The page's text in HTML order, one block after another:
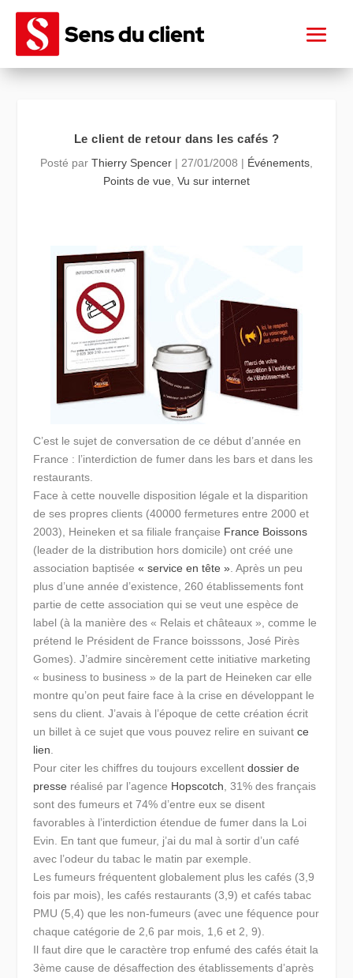
Le client de retour dans les cafés ?
Posté par Thierry Spencer | 27/01/2008 | Événements
Points de vue Vu sur internet
C’est le sujet de conversation de ce début d’année en
France : l’interdiction de fumer dans les bars et dans les
restaurants.
Face à cette nouvelle disposition légale et la disparition
de ses propres clients (40000 fermetures entre 2000 et
2003), Heineken et sa filiale française France Boissons
(leader de la distribution hors domicile) ont créé une
association baptisée« service en tête » . Après un peu
plus d’une année d’existence, 260 établissements font
partie de cette association qui se veut une espèce de
label (à la manière des « Relais et châteaux », comme le
prétend le Président de France boisssons, José Pirès
Gomes). J’admire sincèrement cette initiative marketing
« business to business » de la part de Heineken car elle
montre qu’on peut faire face à la crise en développant le
sens du client. J’avais à l’époque de cette création écrit
un billet à ce sujet que vous pouvez relire en suivantce
lien
Pour citer les chiffres du toujours excellentdossier de
presse réalisé par l’agence Hopscotch , 31% des français
sont des fumeurs et 74% d’entre eux se disent
favorables à l’interdiction étendue de fumer dans la Loi
Evin. En tant que fumeur, j’ai du mal à sortir d’un café
avec l’odeur du tabac le matin par exemple.
Les fumeurs fréquentent globalement plus les cafés (3,9
fois par mois), les cafés restaurants (3,9) et cafés tabac
PMU (5,4) que les non-fumeurs (avec une féquence pour
chaque catégorie de 2,6 par mois, 1,6 et 2, 9).
Il faut dire que le caractère trop enfumé des cafés était la
3ème cause de désaffection des établissements d’après